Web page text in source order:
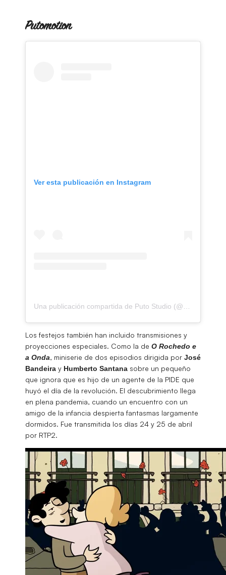
Putomotion
Ver esta publicación en Instagram
Los festejos también han incluido transmisiones y
proyecciones especiales. Como la de O Rochedo e
a Onda, miniserie de dos episodios dirigida por José
Bandeira y Humberto Santana sobre un pequeño
que ignora que es hijo de un agente de la PIDE que
huyó el día de la revolución. El descubrimiento llega
en plena pandemia, cuando un encuentro con un
amigo de la infancia despierta fantasmas largamente
dormidos. Fue transmitida los días 24 y 25 de abril
por RTP2.